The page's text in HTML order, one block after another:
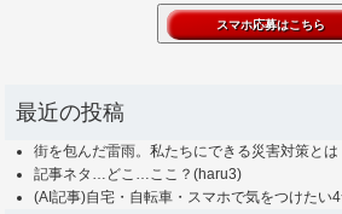
最近の投稿
街を包んだ雷雨。私たちにできる災害対策とは
記事ネタ…どこ…ここ？(haru3)
(AI記事)自宅・自転車・スマホで気をつけたい